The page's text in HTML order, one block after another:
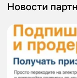
Новости